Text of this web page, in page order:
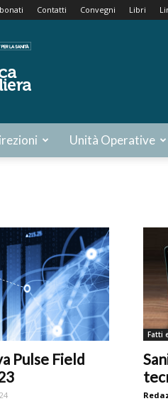
Contatti Convegni Libri
Unità Operative
Pulse Field
Fatti